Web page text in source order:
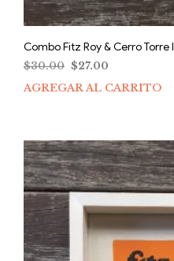
Combo Fitz Roy & Cerro
$30.00 El
original
$27.00
actual
AGREGAR AL CARRITO